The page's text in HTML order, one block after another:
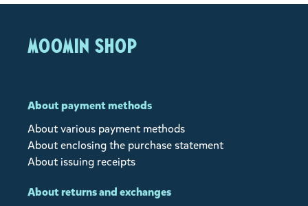
MOOMIN SHOP
About payment methods
About various payment methods
About enclosing the purchase statement
About issuing receipts
About returns and exchanges